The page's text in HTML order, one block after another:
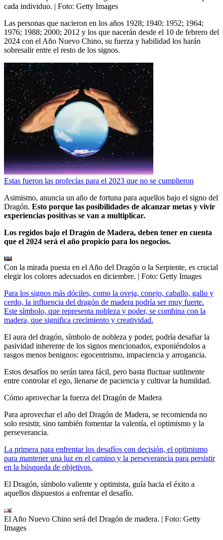
cada individuo. | Foto: Getty Images
Las personas que nacieron en los años 1928; 1940; 1952; 1964;
1976; 1988; 2000; 2012 y los que nacerán desde el 10 de febrero del
2024 con el Año Nuevo Chino, su fuerza y habilidad los harán
sobresalir entre el resto de los signos.
Estas fueron las profecías para el 2023 que no se cumplieron
Asimismo, anuncia un año de fortuna para aquellos bajo el signo del
Dragón. Esto porque las posibilidades de alcanzar metas y vivir
experiencias positivas se van a multiplicar.
Los regidos bajo el Dragón de Madera, deben tener en cuenta
que el 2024 será el año propicio para los negocios.
Con la mirada puesta en el Año del Dragón o la Serpiente, es crucial
elegir los colores adecuados en diciembre. | Foto: Getty Images
Para los signos más dóciles, como la oveja, conejo, caballo, gallo y
cerdo, la influencia del dragón de madera podría ser muy fuerte.
Este símbolo, que representa nobleza y poder, se combina con la
madera, que significa crecimiento y creatividad.
El aura del dragón, símbolo de nobleza y poder, podría desafiar la
pasividad inherente de los signos mencionados, exponiéndolos a
rasgos menos benignos: egocentrismo, impaciencia y arrogancia.
Estos desafíos no serán tarea fácil, pero basta fluctuar sutilmente
entre controlar el ego, llenarse de paciencia y cultivar la humildad.
Cómo aprovechar la fuerza del Dragón de Madera
Para aprovechar el año del Dragón de Madera, se recomienda no
solo resistir, sino también fomentar la valentía, el optimismo y la
perseverancia.
La primera para enfrentar los desafíos con decisión, el optimismo
para mantener una luz en el camino y la perseverancia para persistir
en la búsqueda de objetivos.
El Dragón, símbolo valiente y optimista, guía hacia el éxito a
aquellos dispuestos a enfrentar el desafío.
El Año Nuevo Chino será del Dragón de madera. | Foto: Getty
Images